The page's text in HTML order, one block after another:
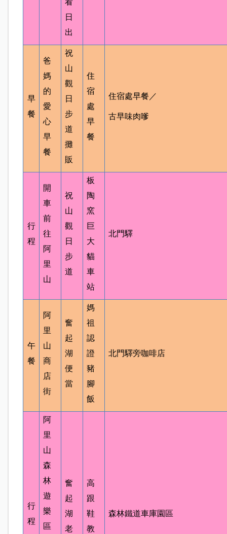
看
日
出
早
餐
爸
媽
的
愛
心
早
餐
祝
山
觀
日
步
道
攤
販
住
宿
處
早
餐
住宿處早餐／
古早味肉嗲
行
程
開
車
前
往
阿
里
山
祝
山
觀
日
步
道
板
陶
窯
巨
大
貓
車
站
北門驛
午
餐
阿
里
山
商
店
街
奮
起
湖
便
當
媽
祖
認
證
豬
腳
飯
北門驛旁咖啡店
行
程
阿
里
山
森
林
遊
樂
區
奮
起
湖
老
高
跟
鞋
教
森林鐵道車庫園區